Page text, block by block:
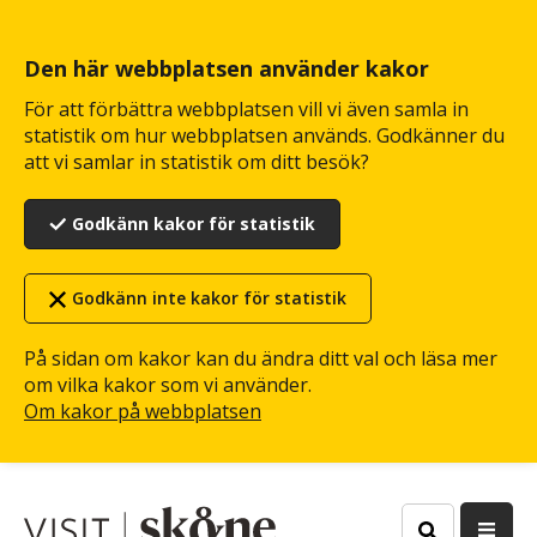
Den här webbplatsen använder kakor
För att förbättra webbplatsen vill vi även samla in
statistik om hur webbplatsen används. Godkänner du
att vi samlar in statistik om ditt besök?
Godkänn kakor för statistik
Godkänn inte kakor för statistik
På sidan om kakor kan du ändra ditt val och läsa mer
om vilka kakor som vi använder.
Om kakor på webbplatsen
huvudinnehåll